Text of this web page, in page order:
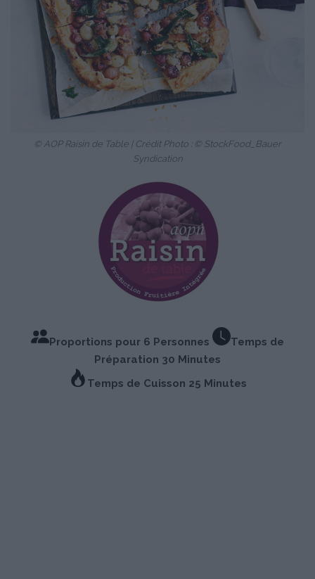
© AOP Raisin de Table | Crédit Photo : © StockFood_Bauer
Syndication
Proportions pour 6 Personnes
Temps de
Préparation 30 Minutes
Temps de Cuisson 25 Minutes